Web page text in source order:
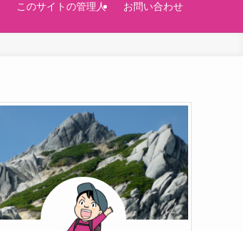
このサイトの管理人 お問い合わせ